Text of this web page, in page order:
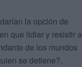
la opción de
que lidiar y resistir a
de los mundos
se detiene?,